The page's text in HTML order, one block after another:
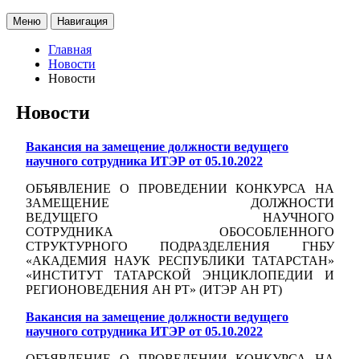
Меню Навигация
Главная
Новости
Новости
Новости
Вакансия на замещение должности ведущего
научного сотрудника ИТЭР от 05.10.2022
ОБЪЯВЛЕНИЕ О ПРОВЕДЕНИИ КОНКУРСА НА
ЗАМЕЩЕНИЕ ДОЛЖНОСТИ
ВЕДУЩЕГО НАУЧНОГО
СОТРУДНИКА ОБОСОБЛЕННОГО
СТРУКТУРНОГО ПОДРАЗДЕЛЕНИЯ ГНБУ
«АКАДЕМИЯ НАУК РЕСПУБЛИКИ ТАТАРСТАН»
«ИНСТИТУТ ТАТАРСКОЙ ЭНЦИКЛОПЕДИИ И
РЕГИОНОВЕДЕНИЯ АН РТ» (ИТЭР АН РТ)
Вакансия на замещение должности ведущего
научного сотрудника ИТЭР от 05.10.2022